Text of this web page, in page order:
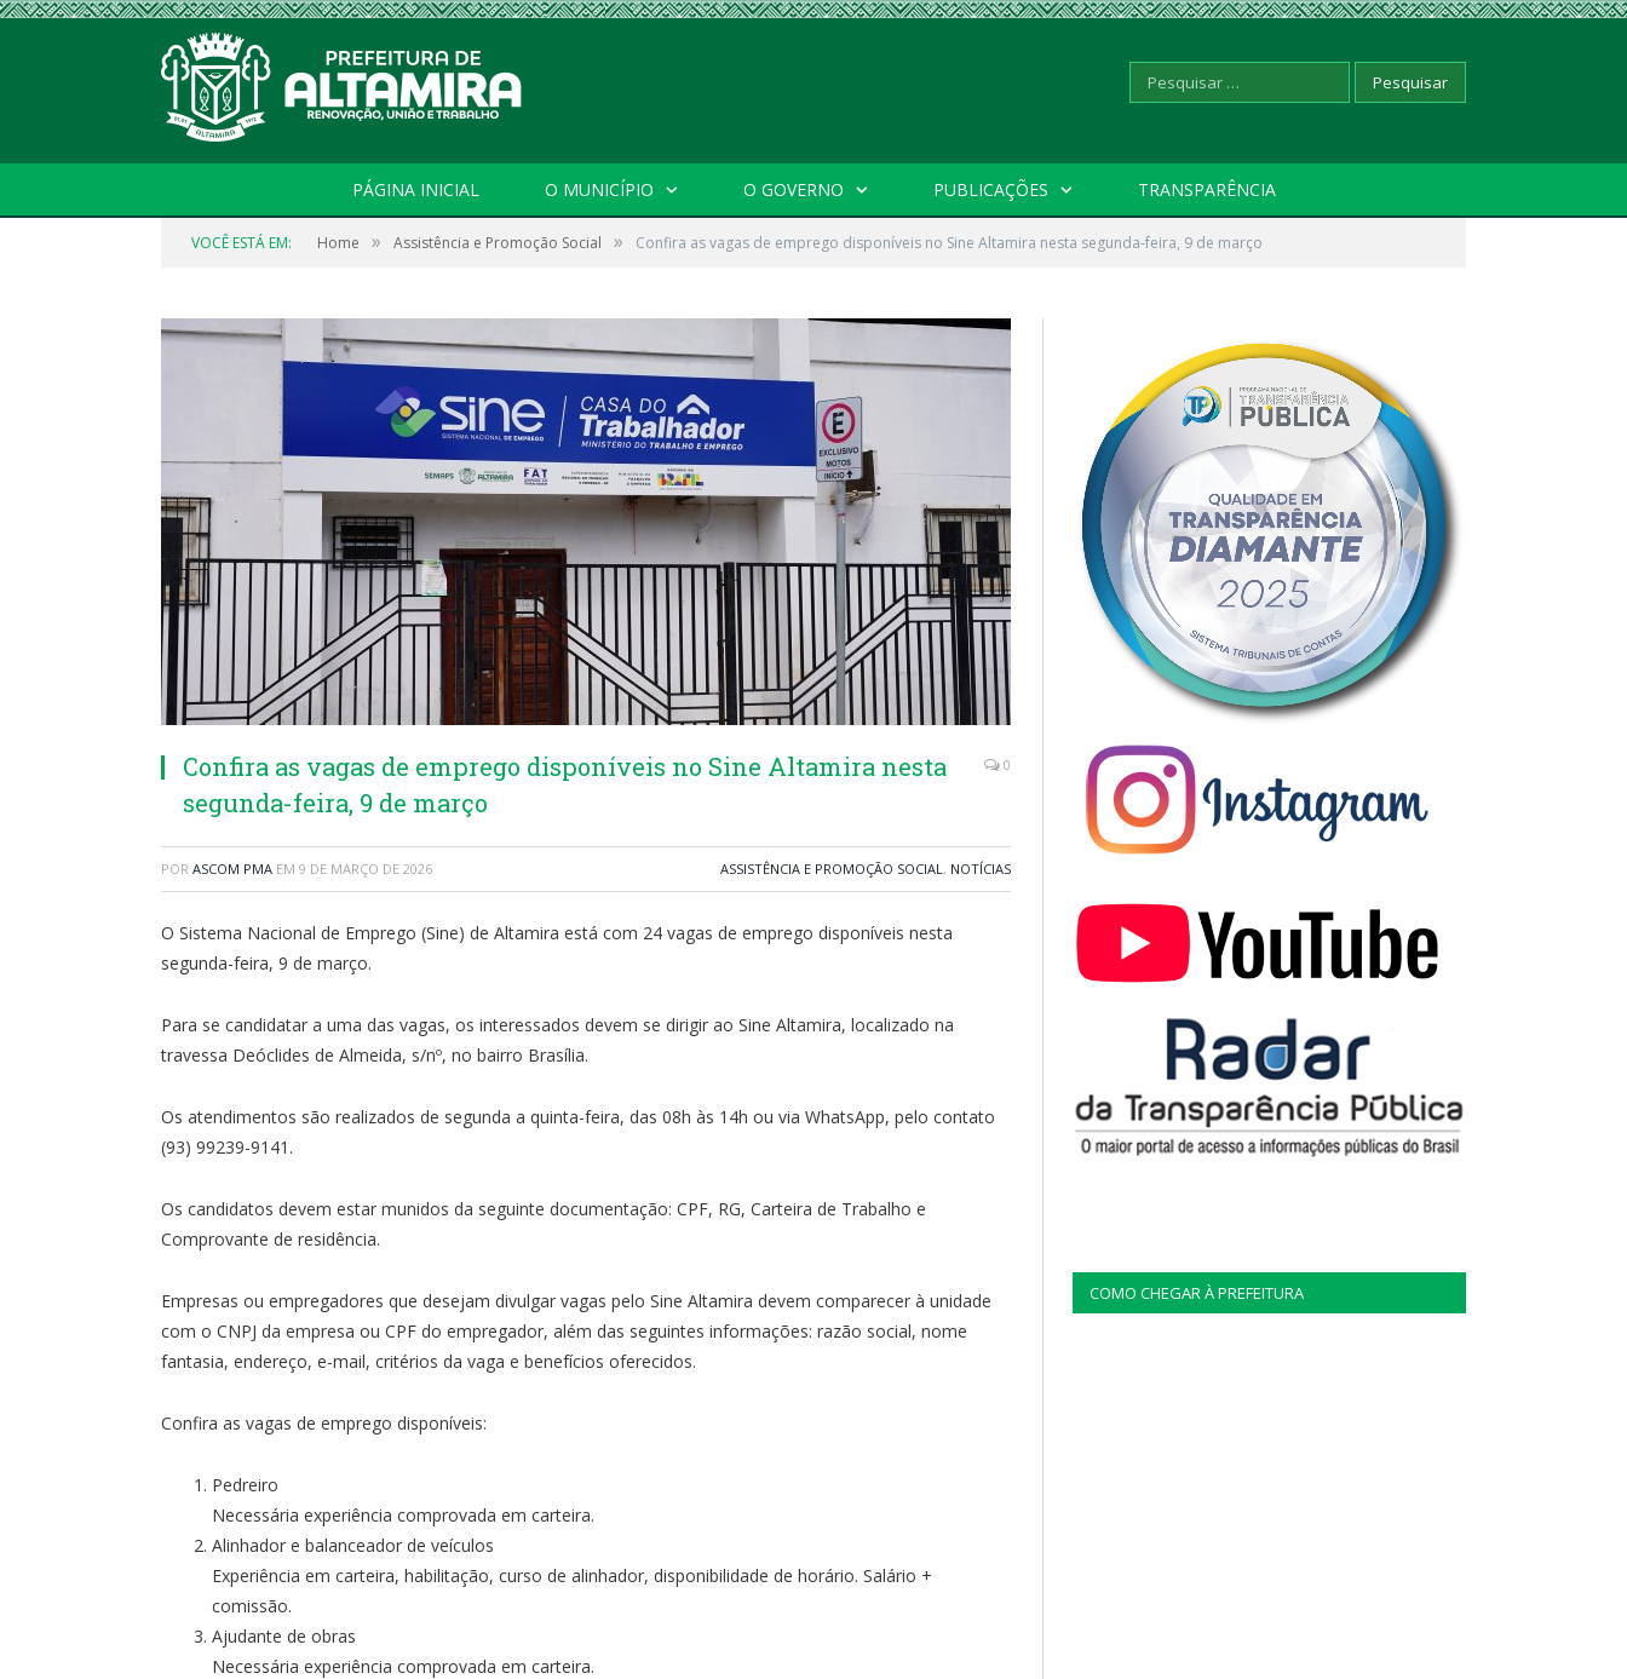
Pesquisar
por:
PÁGINA INICIAL O MUNICÍPIO O GOVERNO PUBLICAÇÕES TRANSPARÊNCIA
VOCÊ ESTÁ EM: Home » Assistência e Promoção Social » Confira as vagas de emprego disponíveis no Sine Altamira nesta segunda-feira, 9 de março
Confira as vagas de emprego disponíveis no Sine Altamira nesta
segunda-feira, 9 de março
0
POR ASCOM PMA EM 9 DE MARÇO DE 2026 ASSISTÊNCIA E PROMOÇÃO SOCIAL, NOTÍCIAS
O Sistema Nacional de Emprego (Sine) de Altamira está com 24 vagas de emprego disponíveis nesta
segunda-feira, 9 de março.
Para se candidatar a uma das vagas, os interessados devem se dirigir ao Sine Altamira, localizado na
travessa Deóclides de Almeida, s/nº, no bairro Brasília.
Os atendimentos são realizados de segunda a quinta-feira, das 08h às 14h ou via WhatsApp, pelo contato
(93) 99239-9141.
Os candidatos devem estar munidos da seguinte documentação: CPF, RG, Carteira de Trabalho e
Comprovante de residência.
Empresas ou empregadores que desejam divulgar vagas pelo Sine Altamira devem comparecer à unidade
com o CNPJ da empresa ou CPF do empregador, além das seguintes informações: razão social, nome
fantasia, endereço, e-mail, critérios da vaga e benefícios oferecidos.
Confira as vagas de emprego disponíveis:
Pedreiro
Necessária experiência comprovada em carteira.
Alinhador e balanceador de veículos
Experiência em carteira, habilitação, curso de alinhador, disponibilidade de horário. Salário +
comissão.
Ajudante de obras
Necessária experiência comprovada em carteira.
COMO CHEGAR À PREFEITURA